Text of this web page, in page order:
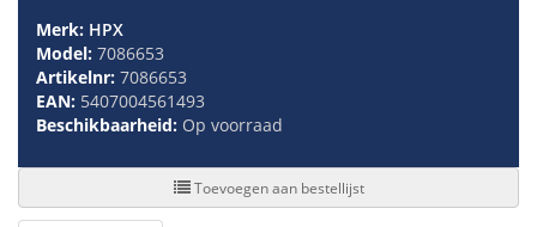
Merk: HPX
Model: 7086653
Artikelnr: 7086653
EAN: 5407004561493
Beschikbaarheid: Op voorraad
Toevoegen aan bestellijst